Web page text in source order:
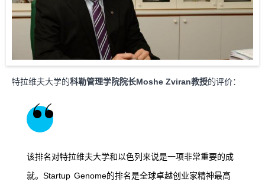
特拉维夫大学的科勒管理学院院长Moshe Zviran教授的评价：
该排名对特拉维夫大学和以色列来说是一项非常重要的成
就。Startup Genome的排名是全球卓越创业家精神最高